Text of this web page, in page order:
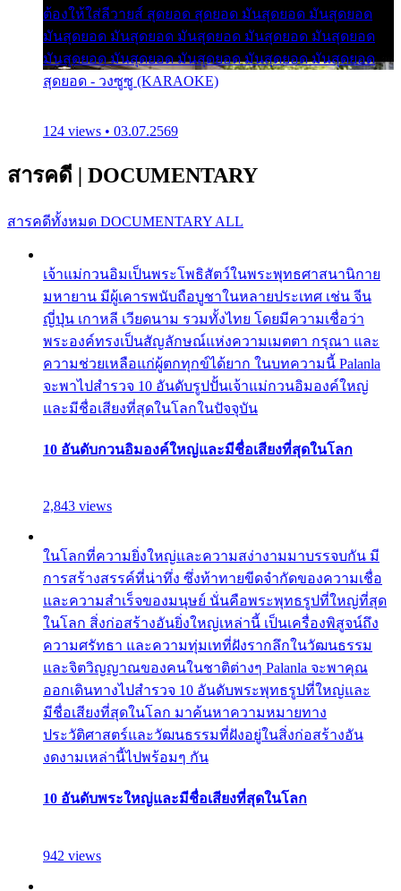
ต้องให้ใส่ลีวายส์ สุดยอด สุดยอด มันสุดยอด มันสุดยอด
มันสุดยอด มันสุดยอด มันสุดยอด มันสุดยอด มันสุดยอด
มันสุดยอด มันสุดยอด มันสุดยอด มันสุดยอด มันสุดยอด
สุดยอด - วงซูซู (KARAOKE)
124 views • 03.07.2569
สารคดี | DOCUMENTARY
สารคดีทั้งหมด DOCUMENTARY ALL
เจ้าแม่กวนอิมเป็นพระโพธิสัตว์ในพระพุทธศาสนานิกาย
มหายาน มีผู้เคารพนับถือบูชาในหลายประเทศ เช่น จีน
ญี่ปุ่น เกาหลี เวียดนาม รวมทั้งไทย โดยมีความเชื่อว่า
พระองค์ทรงเป็นสัญลักษณ์แห่งความเมตตา กรุณา และ
ความช่วยเหลือแก่ผู้ตกทุกข์ได้ยาก ในบทความนี้ Palanla
จะพาไปสำรวจ 10 อันดับรูปปั้นเจ้าแม่กวนอิมองค์ใหญ่
และมีชื่อเสียงที่สุดในโลกในปัจจุบัน
10 อันดับกวนอิมองค์ใหญ่และมีชื่อเสียงที่สุดในโลก
2,843 views
ในโลกที่ความยิ่งใหญ่และความสง่างามมาบรรจบกัน มี
การสร้างสรรค์ที่น่าทึ่ง ซึ่งท้าทายขีดจำกัดของความเชื่อ
และความสำเร็จของมนุษย์ นั่นคือพระพุทธรูปที่ใหญ่ที่สุด
ในโลก สิ่งก่อสร้างอันยิ่งใหญ่เหล่านี้ เป็นเครื่องพิสูจน์ถึง
ความศรัทธา และความทุ่มเทที่ฝังรากลึกในวัฒนธรรม
และจิตวิญญาณของคนในชาติต่างๆ Palanla จะพาคุณ
ออกเดินทางไปสำรวจ 10 อันดับพระพุทธรูปที่ใหญ่และ
มีชื่อเสียงที่สุดในโลก มาค้นหาความหมายทาง
ประวัติศาสตร์และวัฒนธรรมที่ฝังอยู่ในสิ่งก่อสร้างอัน
งดงามเหล่านี้ไปพร้อมๆ กัน
10 อันดับพระใหญ่และมีชื่อเสียงที่สุดในโลก
942 views